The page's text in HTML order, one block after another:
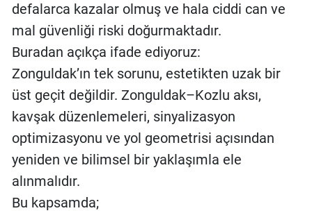
defalarca kazalar olmuş ve hala ciddi can ve
mal güvenliği riski doğurmaktadır.
Buradan açıkça ifade ediyoruz:
Zonguldak’ın tek sorunu, estetikten uzak bir
üst geçit değildir. Zonguldak–Kozlu aksı,
kavşak düzenlemeleri, sinyalizasyon
optimizasyonu ve yol geometrisi açısından
yeniden ve bilimsel bir yaklaşımla ele
alınmalıdır.
Bu kapsamda;